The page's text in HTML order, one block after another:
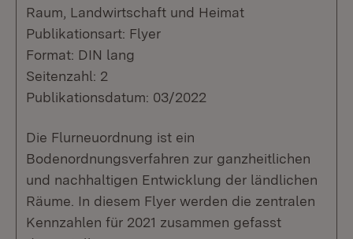
Raum, Landwirtschaft und Heimat
Publikationsart: Flyer
Format: DIN lang
Seitenzahl: 2
Publikationsdatum: 03/2022
Die Flurneuordnung ist ein
Bodenordnungsverfahren zur ganzheitlichen
und nachhaltigen Entwicklung der ländlichen
Räume. In diesem Flyer werden die zentralen
Kennzahlen für 2021 zusammen gefasst